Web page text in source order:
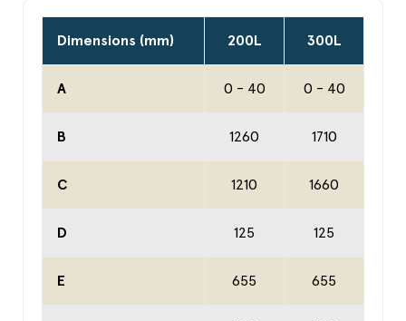
Dimensions (mm) 200L 300L
A 0 - 40 0 - 40
B 1260 1710
C 1210 1660
D 125 125
E 655 655